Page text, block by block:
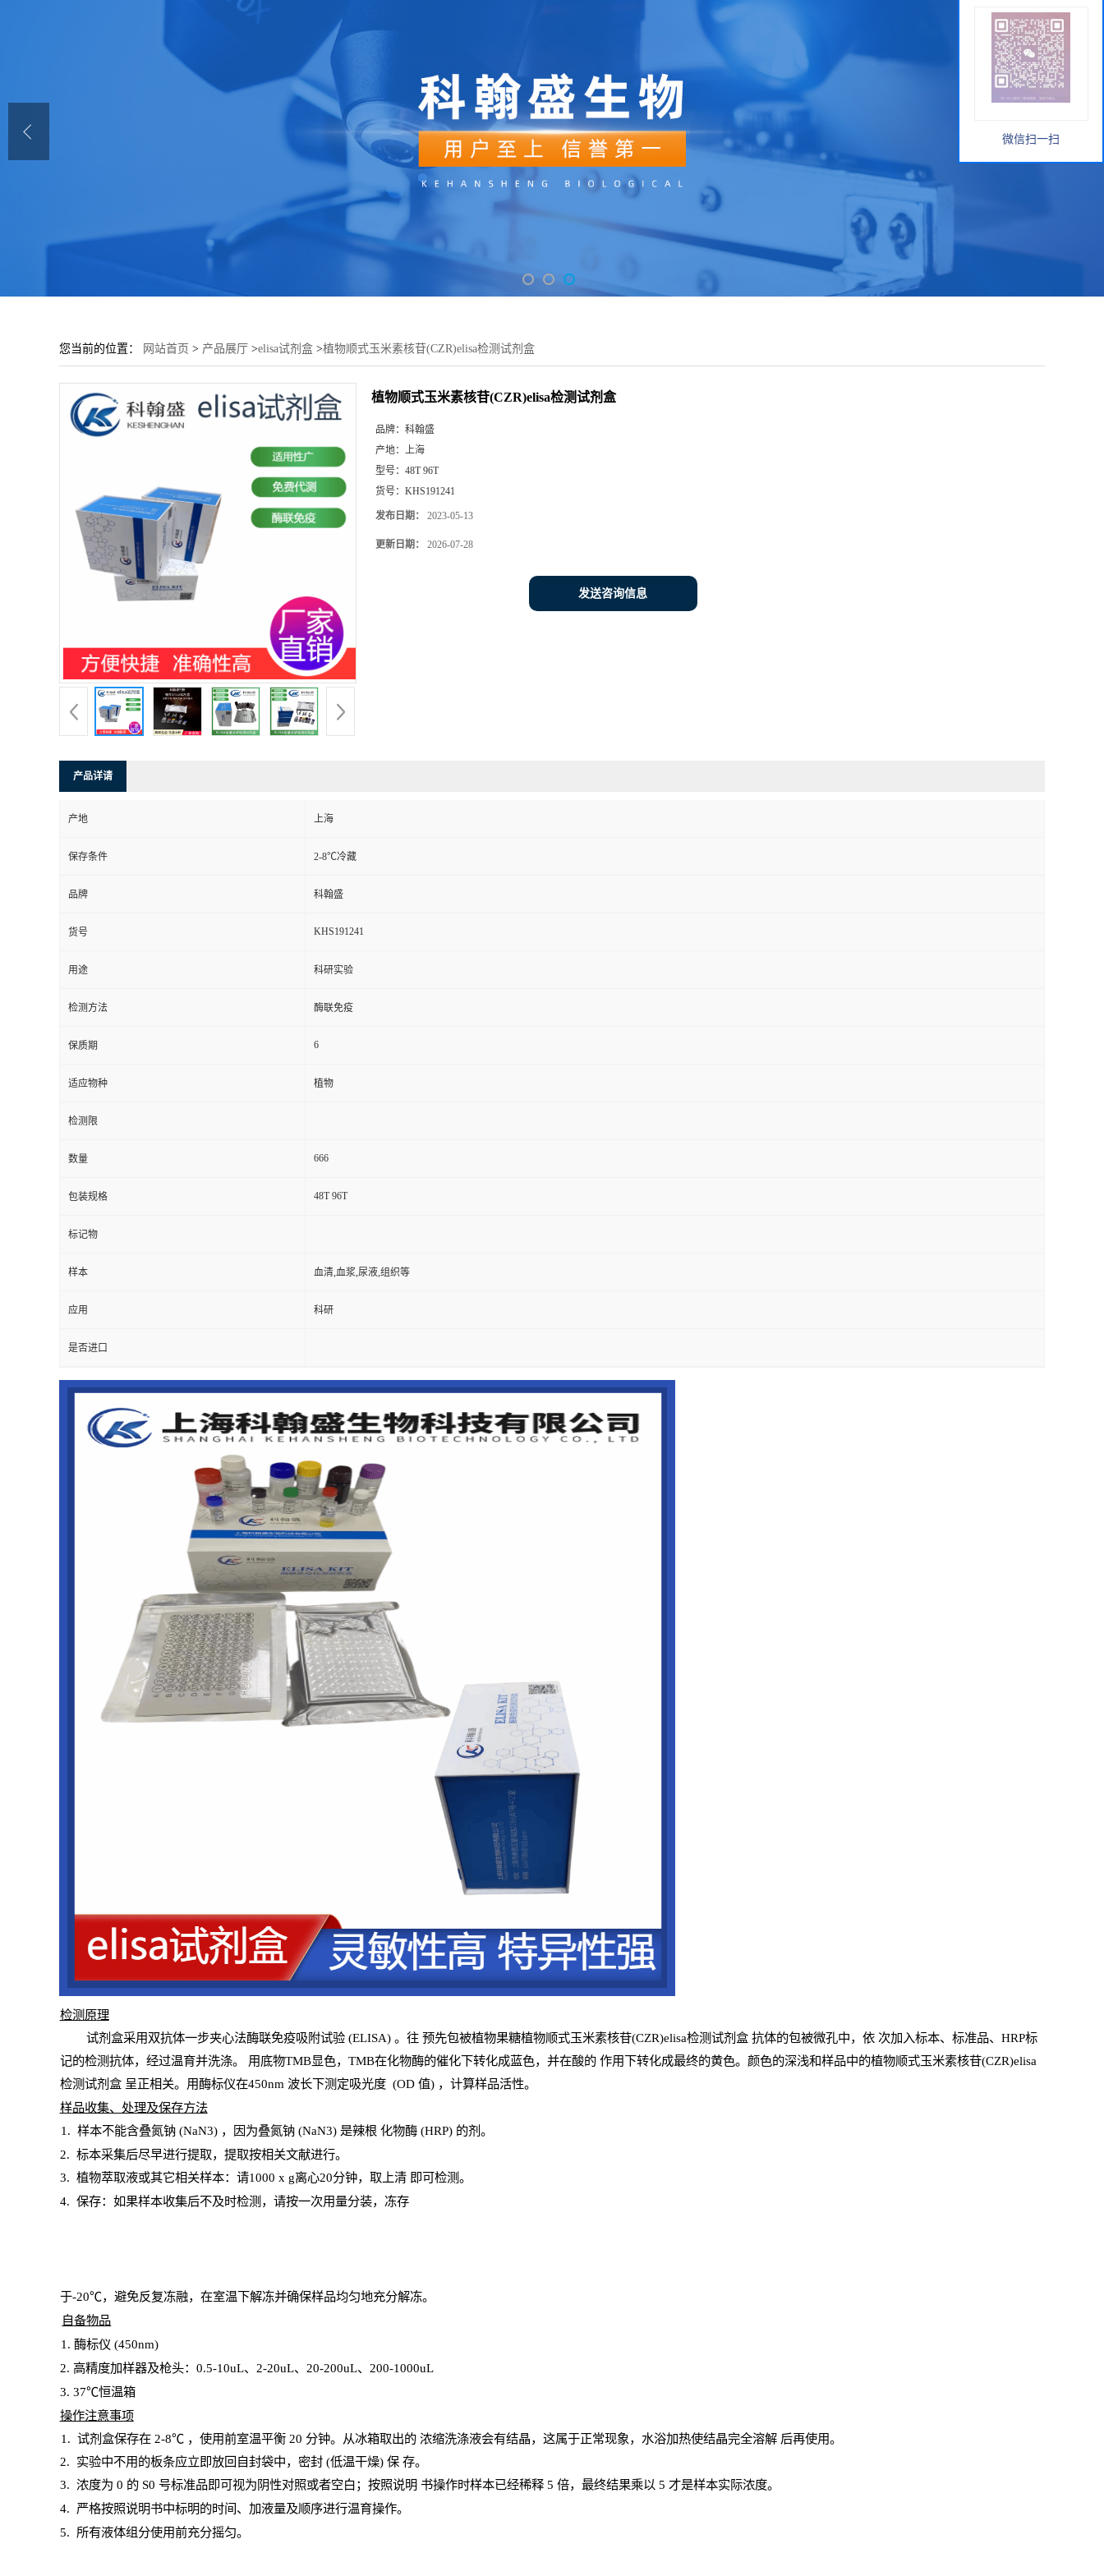
您当前的位置： 网站首页 > 产品展厅 >elisa试剂盒 >植物顺式玉米素核苷(CZR)elisa检测试剂盒
植物顺式玉米素核苷(CZR)elisa检测试剂盒
品牌： 科翰盛
产地： 上海
型号： 48T 96T
货号： KHS191241
发布日期： 2023-05-13
更新日期： 2026-07-28
发送咨询信息
产品详请
产地 上海
保存条件 2-8℃冷藏
品牌 科翰盛
货号 KHS191241
用途 科研实验
检测方法 酶联免疫
保质期 6
适应物种 植物
检测限
数量 666
包装规格 48T 96T
标记物
样本 血清,血浆,尿液,组织等
应用 科研
是否进口
检测原理
试剂盒采用双抗体一步夹心法酶联免疫吸附试验(ELISA) 。往 预先包被植物果糖植物顺式玉米素核苷(CZR)elisa检测试剂盒抗体的包被微孔中，依 次加入标本、标准品、 HRP标
记的检测抗体，经过温育并洗涤。 用底物TMB显色， TMB在化物酶的催化下转化成蓝色，并在酸的 作用下转化成最终的黄色。颜色的深浅和样品中的植物顺式玉米素核苷(CZR)elisa
检测试剂盒呈正相关。用酶标仪在450nm 波长下测定吸光度 (OD 值) ，计算样品活性。
样品收集、处理及保存方法
1 . 样本不能含叠氮钠(NaN3) ，因为叠氮钠 (NaN3) 是辣根 化物酶(HRP) 的剂。
2. 标本采集后尽早进行提取，提取按相关文献进行。
3. 植物萃取液或其它相关样本：请1000 x g离心20分钟，取上清 即可检测。
4. 保存：如果样本收集后不及时检测，请按一次用量分装，冻存
于-20℃，避免反复冻融，在室温下解冻并确保样品均匀地充分解冻。
自备物品
1 . 酶标仪 (450nm)
2. 高精度加样器及枪头： 0.5-10uL、 2-20uL、 20-200uL、 200-1000uL
3. 37℃恒温箱
操作注意事项
1. 试剂盒保存在 2-8℃ ，使用前室温平衡 20 分钟。从冰箱取出的 浓缩洗涤液会有结晶，这属于正常现象，水浴加热使结晶完全溶解 后再使用。
2. 实验中不用的板条应立即放回自封袋中，密封(低温干燥) 保 存。
3. 浓度为 0 的 S0 号标准品即可视为阴性对照或者空白；按照说明 书操作时样本已经稀释5 倍，最终结果乘以 5 才是样本实际浓度。
4. 严格按照说明书中标明的时间、加液量及顺序进行温育操作。
5. 所有液体组分使用前充分摇匀。
微信扫一扫